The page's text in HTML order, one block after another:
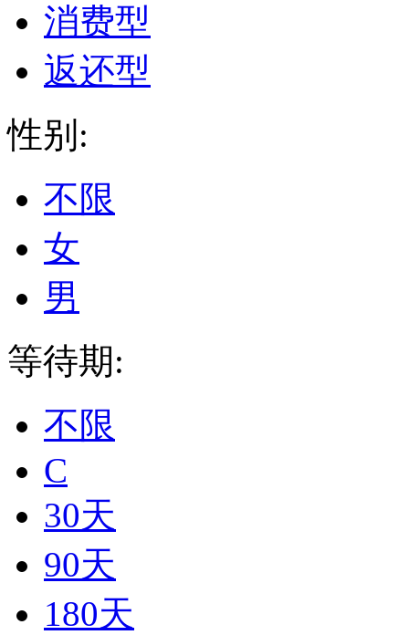
消费型
返还型
性别:
不限
女
男
等待期:
不限
C
30天
90天
180天